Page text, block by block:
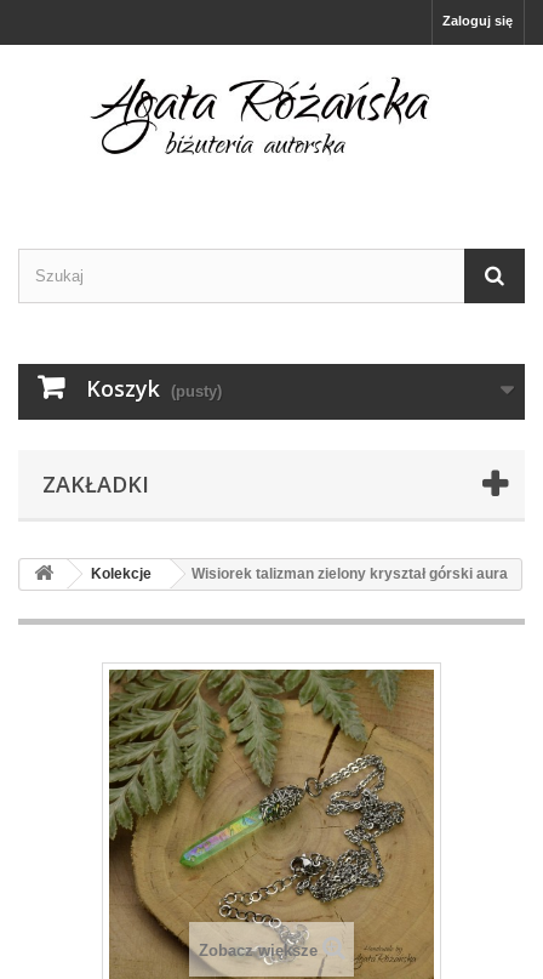
Zaloguj się
Koszyk (pusty)
ZAKŁADKI
Kolekcje Wisiorek talizman zielony kryształ górski aura
Zobacz większe